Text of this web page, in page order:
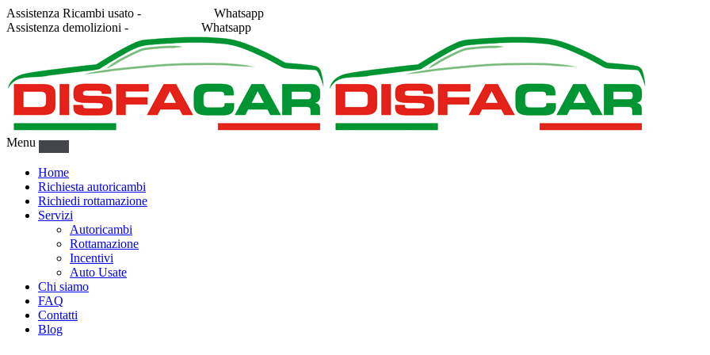
Assistenza Ricambi usato -
Whatsapp
Assistenza demolizioni -
Whatsapp
Menu
Home
Richiesta autoricambi
Richiedi rottamazione
Servizi
Autoricambi
Rottamazione
Incentivi
Auto Usate
Chi siamo
FAQ
Contatti
Blog